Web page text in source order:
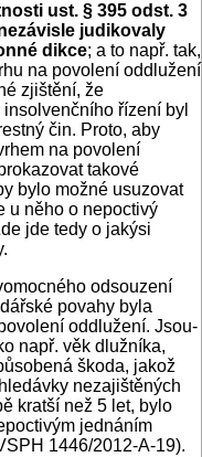
ust. § 395 odst. 3
judikovaly
dikce; a to např. tak,
na povolení oddlužení
zjištění, že
řízení byl
čin. Proto, aby
na povolení
takové
bylo možné usuzovat
u něho o nepoctivý
jde tedy o jakýsi
odsouzení
povahy byla
oddlužení. Jsou-
např. věk dlužníka,
škoda, jakož
nezajištěných
kratší než 5 let, bylo
jednáním
1446/2012-A-19).